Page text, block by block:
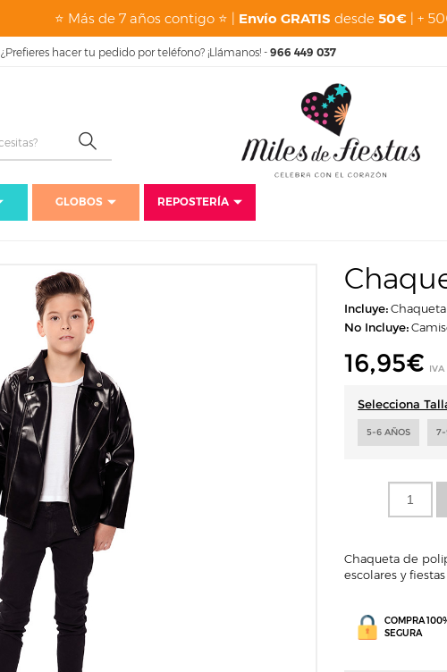
⭐ Más de 7 años contigo ⭐ | Envío GRATIS desde 50€ | +
¿Prefieres hacer tu pedido por teléfono? ¡Llámanos! - 966 449 037
GLOBOS
REPOSTERÍA
Inicio
Disfraces Baratos
Incluye:Chaqueta
No Incluye:
16,95€ IVA
Selecciona
5-6 AÑOS 7-
Chaqueta de
escolares y
COMPRA
SEGURA